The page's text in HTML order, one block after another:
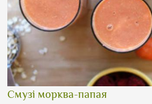
Смузі морква-папая